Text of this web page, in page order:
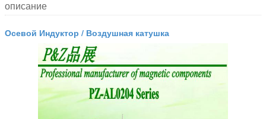
описание
Осевой Индуктор / Воздушная катушка